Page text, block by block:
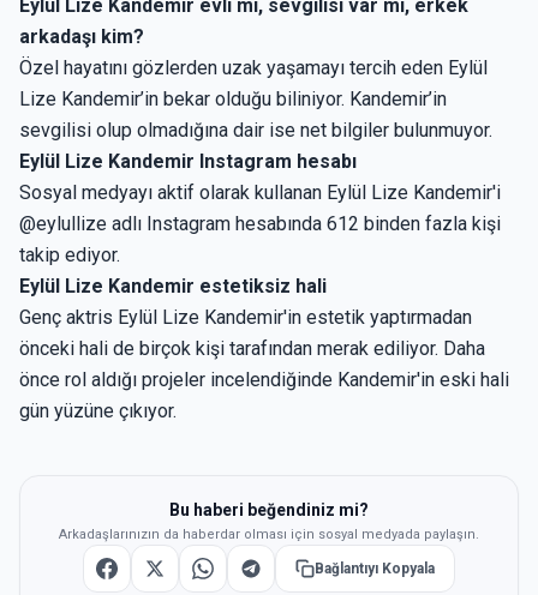
Eylül Lize Kandemir evli mi, sevgilisi var mı, erkek
arkadaşı kim?
Özel hayatını gözlerden uzak yaşamayı tercih eden Eylül
Lize Kandemir’in bekar olduğu biliniyor. Kandemir’in
sevgilisi olup olmadığına dair ise net bilgiler bulunmuyor.
Eylül Lize Kandemir Instagram hesabı
Sosyal medyayı aktif olarak kullanan Eylül Lize Kandemir'i
@eylullize adlı Instagram hesabında 612 binden fazla kişi
takip ediyor.
Eylül Lize Kandemir estetiksiz hali
Genç aktris Eylül Lize Kandemir'in estetik yaptırmadan
önceki hali de birçok kişi tarafından merak ediliyor. Daha
önce rol aldığı projeler incelendiğinde Kandemir'in eski hali
gün yüzüne çıkıyor.
Bu haberi beğendiniz mi?
Arkadaşlarınızın da haberdar olması için sosyal medyada paylaşın.
Bağlantıyı Kopyala